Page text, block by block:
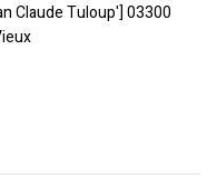
Claude Tuloup'] 03300